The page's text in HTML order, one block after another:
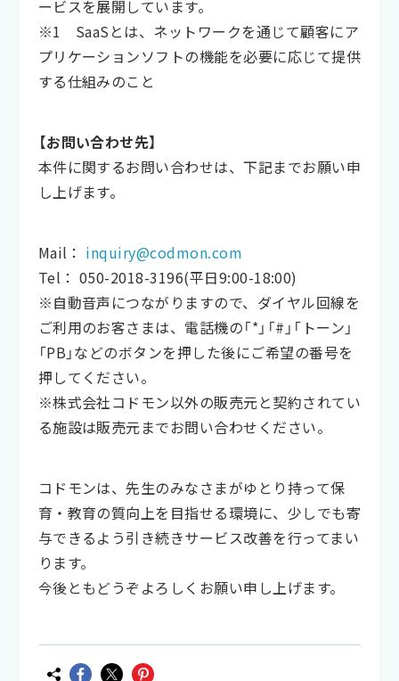
ービスを展開しています。
※1 SaaSとは、ネットワークを通じて顧客にア
プリケーションソフトの機能を必要に応じて提供
する仕組みのこと
【お問い合わせ先】
本件に関するお問い合わせは、下記までお願い申
し上げます。
Mail： inquiry@codmon.com
Tel： 050-2018-3196(平日9:00-18:00)
※自動音声につながりますので、ダイヤル回線を
ご利用のお客さまは、電話機の「*」「#」「トーン」
「PB」などのボタンを押した後にご希望の番号を
押してください。
※株式会社コドモン以外の販売元と契約されてい
る施設は販売元までお問い合わせください。
コドモンは、先生のみなさまがゆとり持って保
育・教育の質向上を目指せる環境に、少しでも寄
与できるよう引き続きサービス改善を行ってまい
ります。
今後ともどうぞよろしくお願い申し上げます。